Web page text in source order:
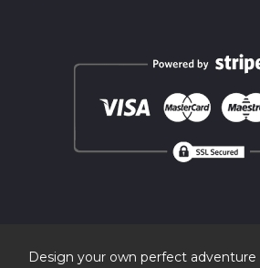
Design your own perfect adventure